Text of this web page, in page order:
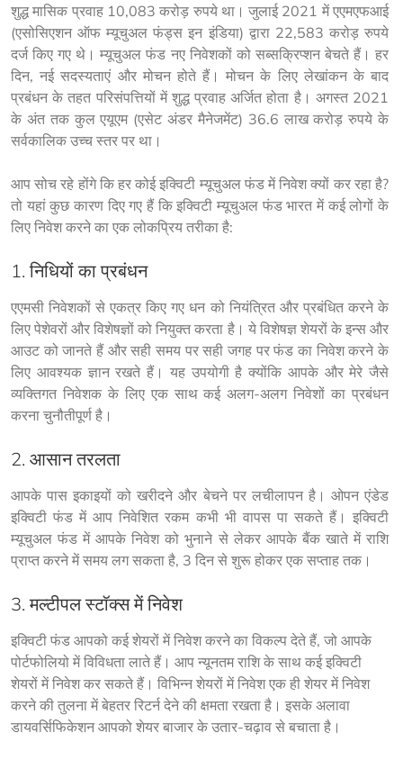
शुद्ध मासिक प्रवाह 10,083 करोड़ रुपये था। जुलाई 2021 में एएमएफआई
(एसोसिएशन ऑफ म्यूचुअल फंड्स इन इंडिया) द्वारा 22,583 करोड़ रुपये
दर्ज किए गए थे। म्यूचुअल फंड नए निवेशकों को सब्सक्रिप्शन बेचते हैं। हर
दिन, नई सदस्यताएं और मोचन होते हैं। मोचन के लिए लेखांकन के बाद
प्रबंधन के तहत परिसंपत्तियों में शुद्ध प्रवाह अर्जित होता है। अगस्त 2021
के अंत तक कुल एयूएम (एसेट अंडर मैनेजमेंट) 36.6 लाख करोड़ रुपये के
सर्वकालिक उच्च स्तर पर था।
आप सोच रहे होंगे कि हर कोई इक्विटी म्यूचुअल फंड में निवेश क्यों कर रहा है?
तो यहां कुछ कारण दिए गए हैं कि इक्विटी म्यूचुअल फंड भारत में कई लोगों के
लिए निवेश करने का एक लोकप्रिय तरीका है:
1. निधियों का प्रबंधन
एएमसी निवेशकों से एकत्र किए गए धन को नियंत्रित और प्रबंधित करने के
लिए पेशेवरों और विशेषज्ञों को नियुक्त करता है। ये विशेषज्ञ शेयरों के इन्स और
आउट को जानते हैं और सही समय पर सही जगह पर फंड का निवेश करने के
लिए आवश्यक ज्ञान रखते हैं। यह उपयोगी है क्योंकि आपके और मेरे जैसे
व्यक्तिगत निवेशक के लिए एक साथ कई अलग-अलग निवेशों का प्रबंधन
करना चुनौतीपूर्ण है।
2. आसान तरलता
आपके पास इकाइयों को खरीदने और बेचने पर लचीलापन है। ओपन एंडेड
इक्विटी फंड में आप निवेशित रकम कभी भी वापस पा सकते हैं। इक्विटी
म्यूचुअल फंड में आपके निवेश को भुनाने से लेकर आपके बैंक खाते में राशि
प्राप्त करने में समय लग सकता है, 3 दिन से शुरू होकर एक सप्ताह तक।
3. मल्टीपल स्टॉक्स में निवेश
इक्विटी फंड आपको कई शेयरों में निवेश करने का विकल्प देते हैं, जो आपके
पोर्टफोलियो में विविधता लाते हैं। आप न्यूनतम राशि के साथ कई इक्विटी
शेयरों में निवेश कर सकते हैं। विभिन्न शेयरों में निवेश एक ही शेयर में निवेश
करने की तुलना में बेहतर रिटर्न देने की क्षमता रखता है। इसके अलावा
डायवर्सिफिकेशन आपको शेयर बाजार के उतार-चढ़ाव से बचाता है।